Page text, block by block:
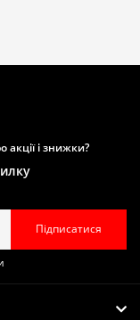
і знижки?
Підписатися